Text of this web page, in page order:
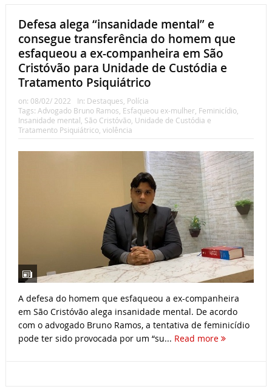
Defesa alega “insanidade mental” e
consegue transferência do homem que
esfaqueou a ex-companheira em São
Cristóvão para Unidade de Custódia e
Tratamento Psiquiátrico
on: 08/02/ 2022 In: Destaques Polícia
Tags: Advogado Bruno Ramos Esfaqueou ex-mulher, Feminicídio,
Insanidade mental São Cristóvão, Unidade de Custódia e
Tratamento Psiquiátrico, violência
A defesa do homem que esfaqueou a ex-companheira
em São Cristóvão alega insanidade mental. De acordo
com o advogado Bruno Ramos, a tentativa de feminicídio
pode ter sido provocada por um “su... Read more